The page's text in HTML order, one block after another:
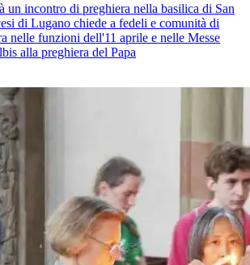
un incontro di preghiera nella basilica di San
di Lugano chiede a fedeli e comunità di
nelle funzioni dell'11 aprile e nelle Messe
alla preghiera del Papa